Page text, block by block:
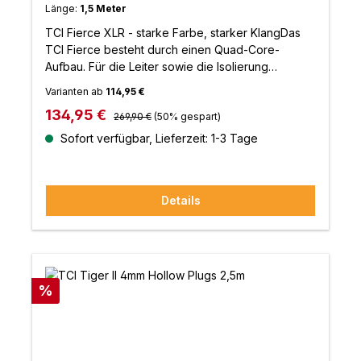
Länge: 1,5 Meter
TCI Fierce XLR - starke Farbe, starker KlangDas
TCI Fierce besteht durch einen Quad-Core-
Aufbau. Für die Leiter sowie die Isolierung
Legierung.Druch diesen komplexen Aufbau
erhalten Sie mehr Details, höhere Dynamik und
eine bessere Bühnenabbildung.Das TCI Fierce
IsolierungSchützende PVC-
AußenhülleHochwertige XLR-
SteckerSauerstofffreie KupferleiterHochwertiges
Design, spezifiziert und hergestellt in
Varianten ab 114,95 €
Verkaufspreis:
134,95 € Regulärer Preis:
269,90 € (50% gespart)
Sofort verfügbar, Lieferzeit: 1-3 Tage
Details
Rabatt
%